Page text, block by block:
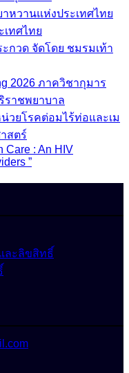
หวานแห่งประเทศไทย
เทศไทย
กวด จัดโดย ชมรมเท้า
2026 ภาควิชากุมาร
ราชพยาบาล
น่วยโรคต่อมไร้ท่อและเม
สตร์
Care : An HIV
”
ละลิขสิทธิ์